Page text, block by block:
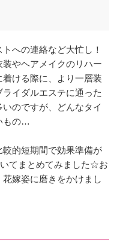
への連絡など大忙し！
やヘアメイクのリハー
ける際に、より一層装
イダルエステに通った
のですが、どんなタイ
もの…
的短期間で効果準備が
てまとめてみました☆お
嫁姿に磨きをかけまし